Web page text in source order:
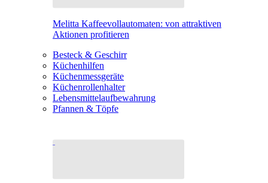
Melitta Kaffeevollautomaten: von attraktiven
Aktionen profitieren
Besteck & Geschirr
Küchenhilfen
Küchenmessgeräte
Küchenrollenhalter
Lebensmittelaufbewahrung
Pfannen & Töpfe